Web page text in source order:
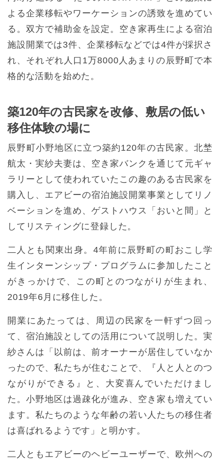
よる企業移転やワーケーションの誘致を進めてい
る。双方で補助金を設定。空き家再生による宿泊
施設開業では3件、企業移転などでは4件が採択さ
れ、それぞれ人口1万8000人あまりの辰野町で本
格的な活動を始めた。
築120年の古民家を改修、敷居の低い
移住体験の場に
辰野町小野地区に立つ築約120年の古民家。北埜
航太・実紗夫妻は、空き家バンクを通じて元ギャ
ラリーとして使われていたこの趣のある古民家を
購入し、エアビーの宿泊施設開業事業としてリノ
ベーションを進め、ゲストハウス「おいと間」と
してリスティングに登録した。
二人とも関東出身。4年前に辰野町の町おこし学
生インターンシップ・プログラムに参加したこと
がきっかけで、この町とのつながりが生まれ、
2019年6月に移住した。
開業にあたっては、周辺の民家を一軒ずつ回っ
て、宿泊施設としての活用について説明した。実
紗さんは「以前は、前オーナーが居住していなか
ったので、私たちが住むことで、『人と人とのつ
ながりができる』と、大変喜んでいただけまし
た。小野地区は過疎化が進み、空き家も増えてい
ます。私たちのような年齢の若い人たちの移住者
は喜ばれるようです」と明かす。
二人ともエアビーのヘビーユーザーで、欧州への